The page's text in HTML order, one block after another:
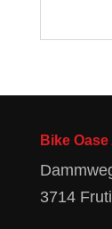
Bike Oase
3714